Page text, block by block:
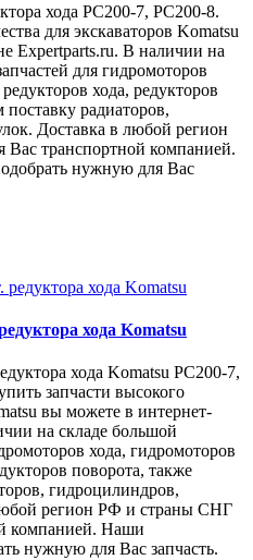
хода PC200-7, PC200-8.
для экскаваторов Komatsu
Expertparts.ru. В наличии на
для гидромоторов
хода, редукторов
радиаторов,
Доставка в любой регион
транспортной компанией.
нужную для Вас
хода Komatsu
хода Komatsu PC200-7,
запчасти высокого
вы можете в интернет-
на складе большой
хода, гидромоторов
поворота, также
гидроцилиндров,
регион РФ и страны СНГ
компанией. Наши
нужную для Вас запчасть.